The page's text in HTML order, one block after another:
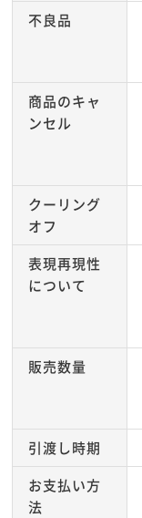
不良品
商品のキャ
ンセル
クーリング
オフ
表現再現性
について
販売数量
引渡し時期
お支払い方
法